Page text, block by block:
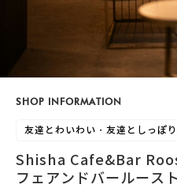
SHOP INFORMATION
友達とわいわい・友達としっぽり
Shisha Cafe&Bar
フェアンドバールース